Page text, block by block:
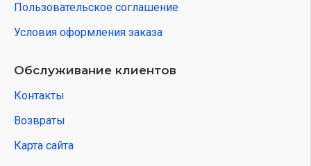
Пользовательское соглашение
Условия оформления заказа
Обслуживание клиентов
Контакты
Возвраты
Карта сайта